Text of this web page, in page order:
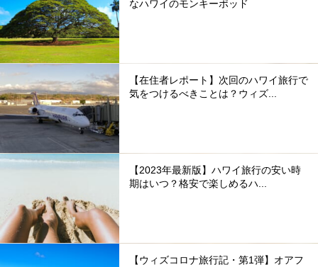
なハワイのモンキーポッド
【在住者レポート】次回のハワイ旅行で
気をつけるべきことは？ウィズ...
【2023年最新版】ハワイ旅行の安い時
期はいつ？格安で楽しめるハ...
【ウィズコロナ旅行記・第1弾】オアフ